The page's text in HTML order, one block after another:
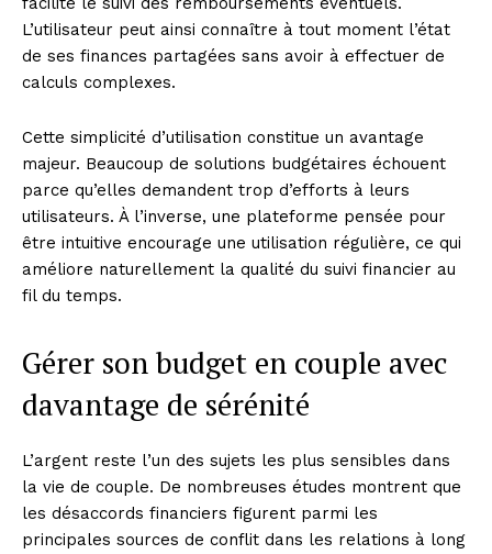
L’utilisateur peut ainsi connaître à tout moment l’état
de ses finances partagées sans avoir à effectuer de
calculs complexes.
Cette simplicité d’utilisation constitue un avantage
majeur. Beaucoup de solutions budgétaires échouent
parce qu’elles demandent trop d’efforts à leurs
utilisateurs. À l’inverse, une plateforme pensée pour
être intuitive encourage une utilisation régulière, ce qui
améliore naturellement la qualité du suivi financier au
fil du temps.
Gérer son budget en couple avec
davantage de sérénité
L’argent reste l’un des sujets les plus sensibles dans
la vie de couple. De nombreuses études montrent que
les désaccords financiers figurent parmi les
principales sources de conflit dans les relations à long